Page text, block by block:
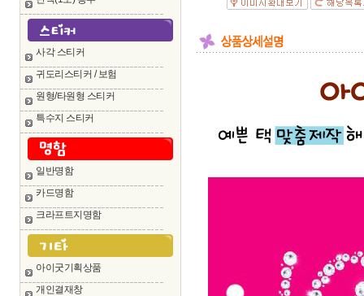
사각 스티커
귀도리스티커 / 보험
원형/타원형 스티커
특수지 스티커
일반명함
카드명함
크라프트지명함
아이굿기획상품
개인결재창